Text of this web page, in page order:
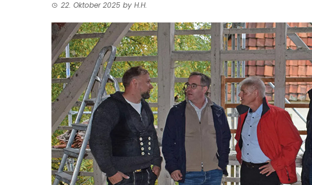
22. Oktober 2025 by H.H.